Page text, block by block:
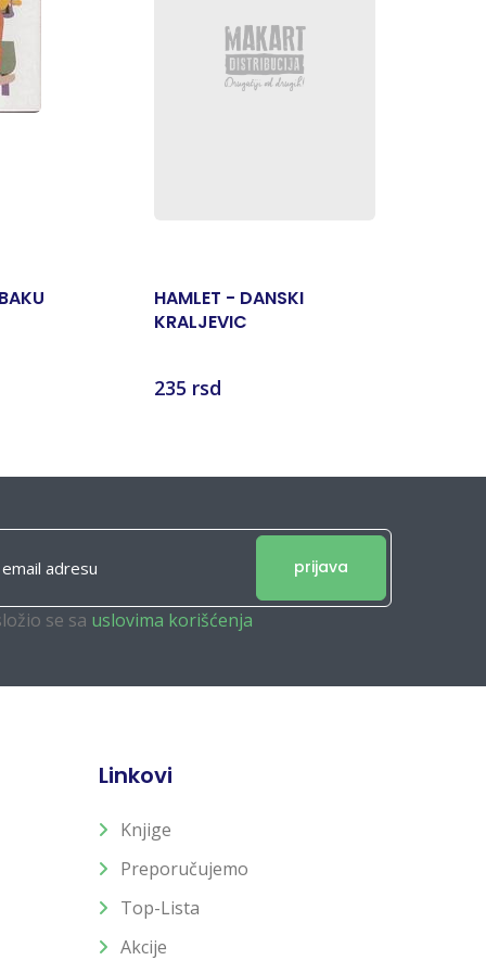
HAMLET - DANSKI
KRALJEVIC
235 rsd
prijava
se sa uslovima korišćenja
Linkovi
Knjige
Preporučujemo
Top-Lista
Akcije